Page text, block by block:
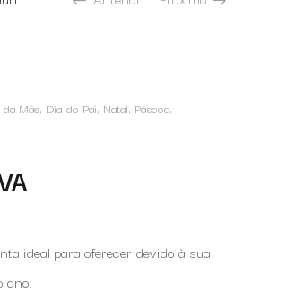
Mãe, Dia do Pai, Natal, Páscoa,
ideal para oferecer devido à sua
ano.